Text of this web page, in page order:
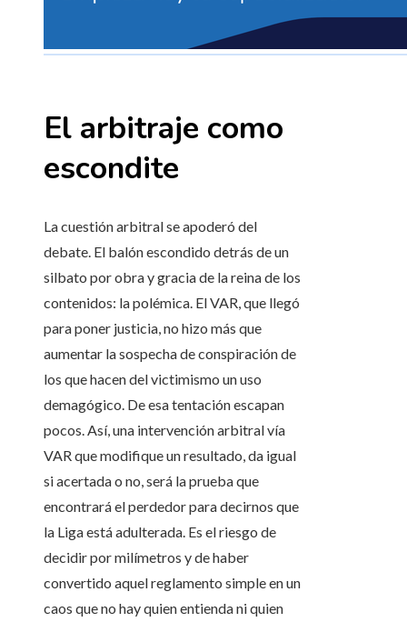
El arbitraje como
escondite
La cuestión arbitral se apoderó del
debate. El balón escondido detrás de un
silbato por obra y gracia de la reina de los
contenidos: la polémica. El VAR, que llegó
para poner justicia, no hizo más que
aumentar la sospecha de conspiración de
los que hacen del victimismo un uso
demagógico. De esa tentación escapan
pocos. Así, una intervención arbitral vía
VAR que modifique un resultado, da igual
si acertada o no, será la prueba que
encontrará el perdedor para decirnos que
la Liga está adulterada. Es el riesgo de
decidir por milímetros y de haber
convertido aquel reglamento simple en un
caos que no hay quien entienda ni quien